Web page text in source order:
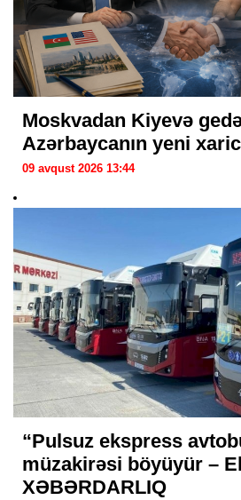
Moskvadan Kiyevə
Azərbaycanın yeni
09 avqust 2026 13:44
“Pulsuz ekspress
müzakirəsi böyüyür –
XƏBƏRDARLIQ